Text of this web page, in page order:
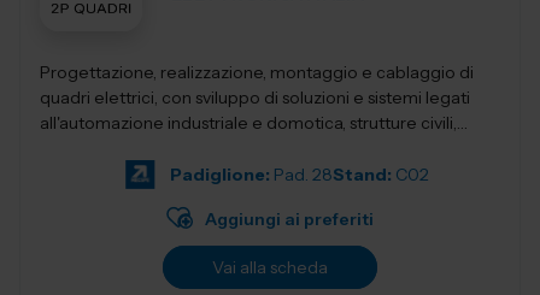
Progettazione, realizzazione, montaggio e cablaggio di
quadri elettrici, con sviluppo di soluzioni e sistemi legati
all'automazione industriale e domotica, strutture civili,
Padiglione: Pad. 28Stand: C02
Aggiungi ai preferiti
Vai alla scheda